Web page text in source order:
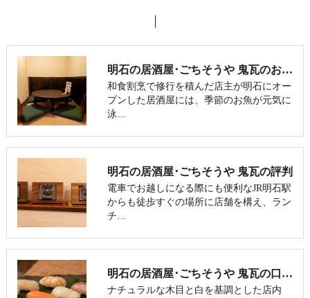
明石の居酒屋･ごちそうや 鬼瓦のお客様の声
和食割烹で修行を積んだ店主が明石にオー
プンした居酒屋には、季節のお魚が元気に
泳…
明石の居酒屋･ごちそうや 鬼瓦の評判
電車でお越しになる際にも便利なJR明石駅
からも徒歩すぐの場所に店舗を構え、ラン
チ…
明石の居酒屋･ごちそうや 鬼瓦の口コミ情報
ナチュラルな木目と白を基調とした店内